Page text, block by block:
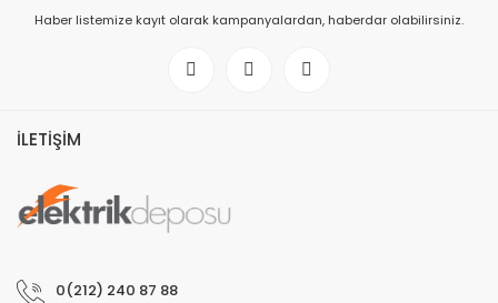
Haber listemize kayıt olarak kampanyalardan, haberdar olabilirsiniz.
İLETİŞİM
0(212) 240 87 88